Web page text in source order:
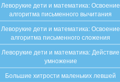
Леворукие дети и математика: Освоение
алгоритма письменного вычитания
Леворукие дети и математика: Освоение
алгоритма письменного сложения
Леворукие дети и математика: Действие
умножение
Большие хитрости маленьких левшей